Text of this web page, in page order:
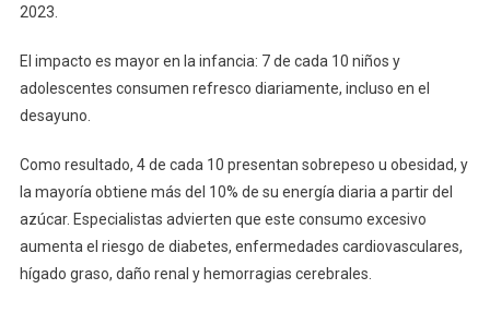
2023.
El impacto es mayor en la infancia: 7 de cada 10 niños y
adolescentes consumen refresco diariamente, incluso en el
desayuno.
Como resultado, 4 de cada 10 presentan sobrepeso u obesidad, y
la mayoría obtiene más del 10% de su energía diaria a partir del
azúcar. Especialistas advierten que este consumo excesivo
aumenta el riesgo de diabetes, enfermedades cardiovasculares,
hígado graso, daño renal y hemorragias cerebrales.